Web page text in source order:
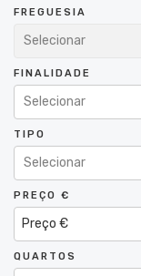
FREGUESIA
Selecionar
FINALIDADE
Selecionar
TIPO
Selecionar
PREÇO €
QUARTOS